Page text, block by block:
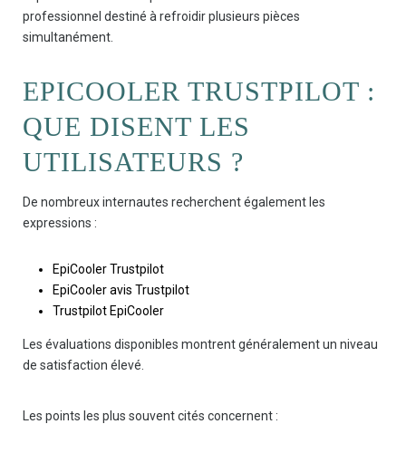
professionnel destiné à refroidir plusieurs pièces
simultanément.
EPICOOLER TRUSTPILOT :
QUE DISENT LES
UTILISATEURS ?
De nombreux internautes recherchent également les
expressions :
EpiCooler Trustpilot
EpiCooler avis Trustpilot
Trustpilot EpiCooler
Les évaluations disponibles montrent généralement un niveau
de satisfaction élevé.
Les points les plus souvent cités concernent :